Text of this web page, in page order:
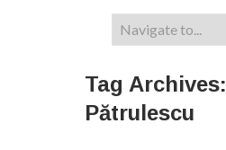
Tag Archives:
Pătrulescu